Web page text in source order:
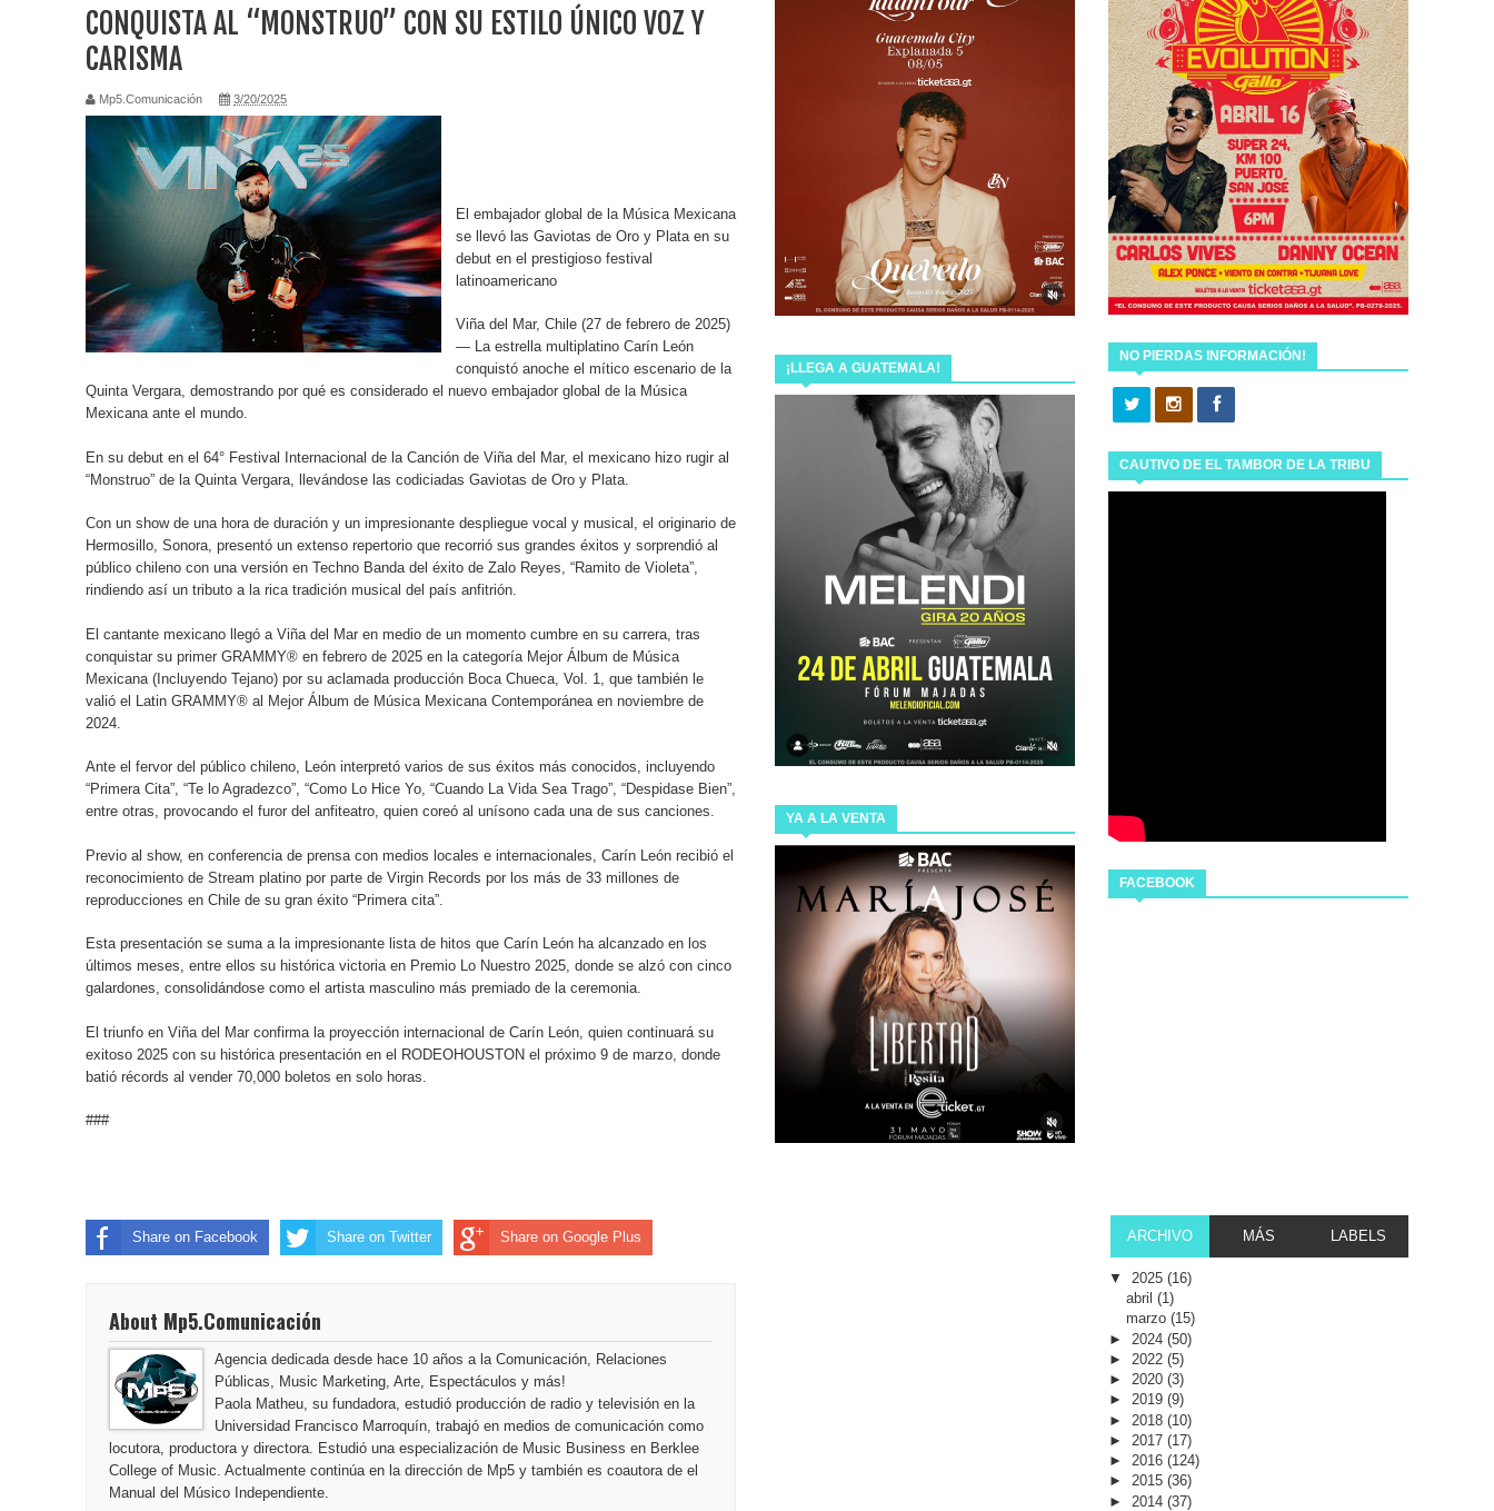
SUNDAY FUNDAY REGRESA E INAUGURA LOS LANZAMIENTOS DEL AÑO LANZANDO AMOR PROHIBIDO
Cristian Salguero nos presenta su primer sencillo llamado “Ya Llegó Navidad”.
MARIA MERCEDES REGRESA A LA PANTALLA GRANDE Y ESTRENA EN CINES DE MÉXICO LA ALBERCA DE
LOS NADIES
YOKOI KENJI, MARCUS DANTUS, ISMAEL CALA Y “NUTRILLERMO” PRESENTARÁN EN GUATEMALA THE
MENTORS
Inaugurando musicalmente la temporada, damos la bienvenida a @miamcewenmusic con su disco “Mia’s
Favorite ChristmasSongs”
EL VIAJE DE SECO COMIENZA: RICARDO ARJONA ESTRENA LOS PRIMEROS TRES SENCILLOS DE SU
ARJONA, SECO, Y SU MANERA DE PERMANECER INMUNE
GANGSTER, UNA DE LAS BANDAS MÁS QUERIDAS DE NUESTRO PAÍS, ESTA DE REGRESO CON SU NUEVO
SENCILLO “QUIERO”
SONY PICTURES TELEVISION FIRMA ACUERDO PARA LA PRODUCCIÓN DE SHARK TANK GUATEMALA, EL
Apostando por el cine guatemalteco, Amazon Prime Video adquiere Cadejo Blanco para Latinoamérica.
SE LANZA AL MERCADO EL T8: EL RELOJ INTELIGENTE QUE CONFIRMA EL POTENCIAL TECNOLÓGICO
GUATEMALTECO
¡LLEGA A GUATEMALA!
YA A LA VENTA
CONQUISTA AL “MONSTRUO” CON SU ESTILO ÚNICO VOZ Y
CARISMA
Mp5.Comunicación 3/20/2025
El embajador global de la Música Mexicana
se llevó las Gaviotas de Oro y Plata en su
debut en el prestigioso festival
latinoamericano
Viña del Mar, Chile (27 de febrero de 2025)
— La estrella multiplatino Carín León
conquistó anoche el mítico escenario de la
Quinta Vergara, demostrando por qué es considerado el nuevo embajador global de la Música
Mexicana ante el mundo.
En su debut en el 64° Festival Internacional de la Canción de Viña del Mar, el mexicano hizo rugir al
“Monstruo” de la Quinta Vergara, llevándose las codiciadas Gaviotas de Oro y Plata.
Con un show de una hora de duración y un impresionante despliegue vocal y musical, el originario de
Hermosillo, Sonora, presentó un extenso repertorio que recorrió sus grandes éxitos y sorprendió al
público chileno con una versión en Techno Banda del éxito de Zalo Reyes, “Ramito de Violeta”,
rindiendo así un tributo a la rica tradición musical del país anfitrión.
El cantante mexicano llegó a Viña del Mar en medio de un momento cumbre en su carrera, tras
conquistar su primer GRAMMY® en febrero de 2025 en la categoría Mejor Álbum de Música
Mexicana (Incluyendo Tejano) por su aclamada producción Boca Chueca, Vol. 1, que también le
valió el Latin GRAMMY® al Mejor Álbum de Música Mexicana Contemporánea en noviembre de
2024.
Ante el fervor del público chileno, León interpretó varios de sus éxitos más conocidos, incluyendo
“Primera Cita”, “Te lo Agradezco”, “Como Lo Hice Yo, “Cuando La Vida Sea Trago”, “Despidase Bien”,
entre otras, provocando el furor del anfiteatro, quien coreó al unísono cada una de sus canciones.
Previo al show, en conferencia de prensa con medios locales e internacionales, Carín León recibió el
reconocimiento de Stream platino por parte de Virgin Records por los más de 33 millones de
reproducciones en Chile de su gran éxito “Primera cita”.
Esta presentación se suma a la impresionante lista de hitos que Carín León ha alcanzado en los
últimos meses, entre ellos su histórica victoria en Premio Lo Nuestro 2025, donde se alzó con cinco
galardones, consolidándose como el artista masculino más premiado de la ceremonia.
El triunfo en Viña del Mar confirma la proyección internacional de Carín León, quien continuará su
exitoso 2025 con su histórica presentación en el RODEOHOUSTON el próximo 9 de marzo, donde
batió récords al vender 70,000 boletos en solo horas.
###
Share on Facebook Share on Twitter Share on Google Plus
About Mp5.Comunicación
Agencia dedicada desde hace 10 años a la Comunicación, Relaciones
Públicas, Music Marketing, Arte, Espectáculos y más!
Paola Matheu, su fundadora, estudió producción de radio y televisión en la
Universidad Francisco Marroquín, trabajó en medios de comunicación como
locutora, productora y directora. Estudió una especialización de Music Business en Berklee
College of Music. Actualmente continúa en la dirección de Mp5 y también es coautora de el
Manual del Músico Independiente.
NO PIERDAS INFORMACIÓN!
CAUTIVO DE EL TAMBOR DE LA TRIBU
FACEBOOK
ARCHIVO MÁS LABELS
▼ 2025 (16)
abril (1)
marzo (15)
► 2024 (50)
► 2022 (5)
► 2020 (3)
► 2019 (9)
► 2018 (10)
► 2017 (17)
► 2016 (124)
► 2015 (36)
► 2014 (37)